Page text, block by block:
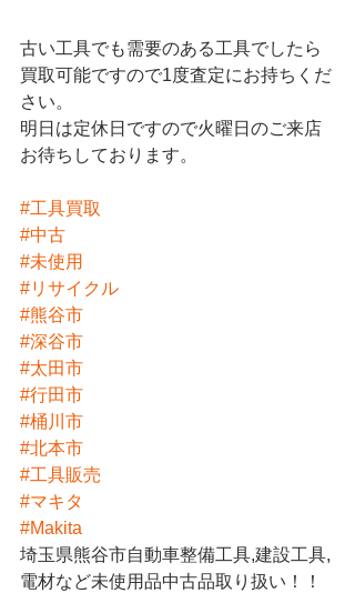
古い工具でも需要のある工具でしたら
買取可能ですので1度査定にお持ちくだ
さい。
明日は定休日ですので火曜日のご来店
お待ちしております。
#工具買取
#中古
#未使用
#リサイクル
#熊谷市
#深谷市
#太田市
#行田市
#桶川市
#北本市
#工具販売
#マキタ
#Makita
埼玉県熊谷市自動車整備工具,建設工具,
電材など未使用品中古品取り扱い！！